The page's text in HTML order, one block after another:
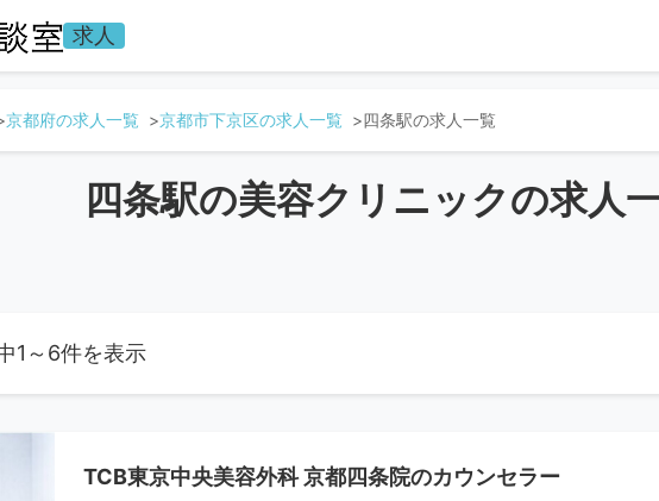
求人
京都府の求人一覧 京都市下京区の求人一覧 四条駅の求人一覧
四条駅の美容クリニックの求人
1～6件を表示
TCB東京中央美容外科 京都四条院のカウンセラー